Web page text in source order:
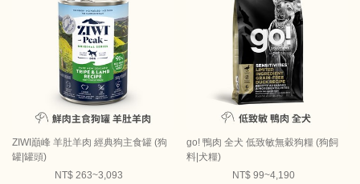
ZIWI巔峰 羊肚羊肉 經典狗主食罐 (狗
罐|罐頭)
NT$ 263~3,093
go! 鴨肉 全犬 低致敏無穀狗糧 (狗飼
料|犬糧)
NT$ 99~4,190